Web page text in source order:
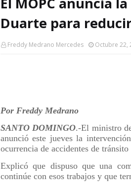
Duarte para
Freddy Medrano Mercedes Octubre 22,
Por Freddy Medrano
SANTO DOMINGO.-El ministro
anunció este jueves la
ocurrencia de accidentes de
Explicó que dispuso que una
continúe con esos trabajos y que